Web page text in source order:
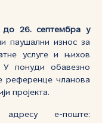
до 26. септембра у
паушални износ за
услуге и њихов
У понуди обавезно
референце чланова
пројекта.
е-поште: